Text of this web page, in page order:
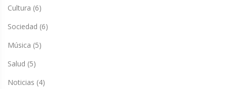
Cultura (6)
Sociedad (6)
Música (5)
Salud (5)
Noticias (4)